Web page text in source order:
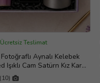
Teslimat
Aynalı Kelebek
Işıklı Cam Satürn Kız Kar
Kolye
(10)